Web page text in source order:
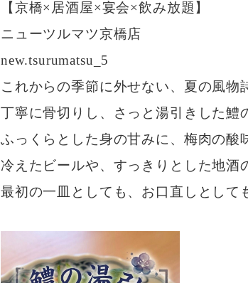
【京橋×居酒屋×宴会×飲み放題】
ニューツルマツ京橋店
new.tsurumatsu_5
これからの季節に外せない、夏の風物
丁寧に骨切りし、さっと湯引きした鱧
ふっくらとした身の甘みに、梅肉の
冷えたビールや、すっきりとした地酒
最初の一皿としても、お口直しとして